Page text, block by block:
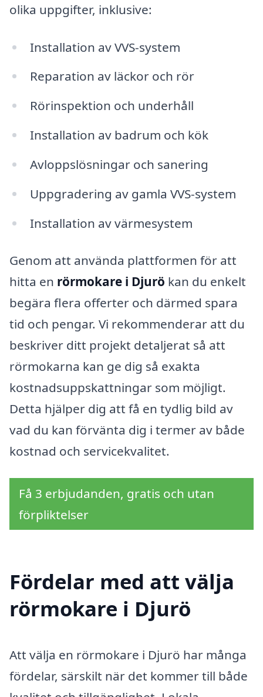
olika uppgifter, inklusive:
Installation av VVS-system
Reparation av läckor och rör
Rörinspektion och underhåll
Installation av badrum och kök
Avloppslösningar och sanering
Uppgradering av gamla VVS-system
Installation av värmesystem
Genom att använda plattformen för att
hitta en rörmokare i Djurö kan du enkelt
begära flera offerter och därmed spara
tid och pengar. Vi rekommenderar att du
beskriver ditt projekt detaljerat så att
rörmokarna kan ge dig så exakta
kostnadsuppskattningar som möjligt.
Detta hjälper dig att få en tydlig bild av
vad du kan förvänta dig i termer av både
kostnad och servicekvalitet.
Få 3 erbjudanden, gratis och utan
förpliktelser
Fördelar med att välja
rörmokare i Djurö
Att välja en rörmokare i Djurö har många
fördelar, särskilt när det kommer till både